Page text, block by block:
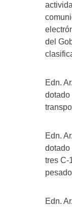
del
Edn.
dotado
Edn.
dotado
tres C-
Edn.